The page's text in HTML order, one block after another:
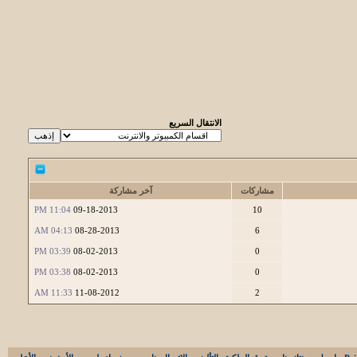
الانتقال السريع
مشاركات
آخر مشاركة
10
09-18-2013
11:04 PM
6
08-28-2013
04:13 AM
0
08-02-2013
03:39 PM
0
08-02-2013
03:38 PM
2
11-08-2012
11:33 AM